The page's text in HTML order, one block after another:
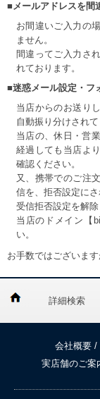
■メールアドレスを間
お間違いご入力の
ません。
間違ってご入力さ
れております。
■迷惑メール設定・フ
当店からのお送り
自動振り分けされ
当店の、休日・営
経過しても当店よ
確認ください。
又、携帯でのご注
信を、拒否設定に
受信拒否設定を解
当店のドメイン【
い。
お手数ではございま
詳細検索
会社概要 /
実店舗のご案